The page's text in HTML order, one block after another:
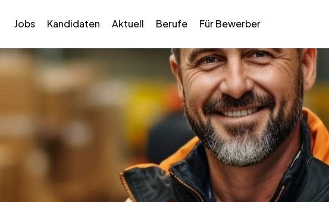
Jobs Kandidaten Aktuell Berufe Für Bewerber